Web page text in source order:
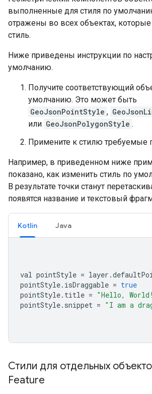
выполненные для стиля по
отражены во всех объектах, которые
стиль.
Ниже приведены инструкции по
умолчанию.
Получите соответствующий
умолчанию. Это может быть
GeoJsonPointStyle ,
или GeoJsonPolygonStyle .
Примените к стилю требуемые
Например, в приведенном ниже
показано, как изменить стиль по
В результате точки станут
появятся название и текстовый
Kotlin Java
val pointStyle = layer .
pointStyle. isDraggable = true
pointStyle. title = "Hello,
pointStyle. snippet = "I am a
Стили для отдельных
Feature